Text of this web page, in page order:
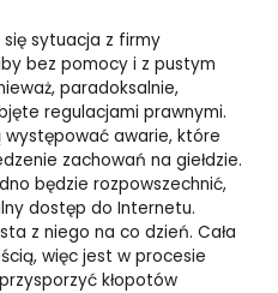
sytuacja z firmy
bez pomocy i z pustym
paradoksalnie,
regulacjami prawnymi.
występować awarie, które
zachowań na giełdzie.
będzie rozpowszechnić,
dostęp do Internetu.
z niego na co dzień. Cała
więc jest w procesie
kłopotów